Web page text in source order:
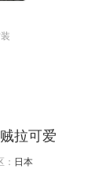
拉可爱
： 日本